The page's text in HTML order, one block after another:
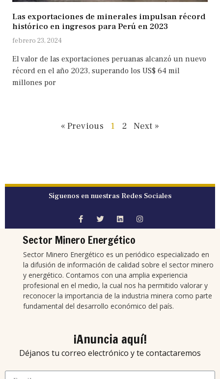
Las exportaciones de minerales impulsan récord
histórico en ingresos para Perú en 2023
febrero 23, 2024
El valor de las exportaciones peruanas alcanzó un nuevo
récord en el año 2023, superando los US$ 64 mil
millones por
« Previous 1 2 Next »
Síguenos en nuestras Redes Sociales
Sector Minero Energético
Sector Minero Energético es un periódico especializado en
la difusión de información de calidad sobre el sector minero
y energético. Contamos con una amplia experiencia
profesional en el medio, la cual nos ha permitido valorar y
reconocer la importancia de la industria minera como parte
fundamental del desarrollo económico del país.
¡Anuncia aquí!
Déjanos tu correo electrónico y te contactaremos